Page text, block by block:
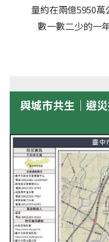
量約在兩億5950
數一數二少的一
與城市共生｜避